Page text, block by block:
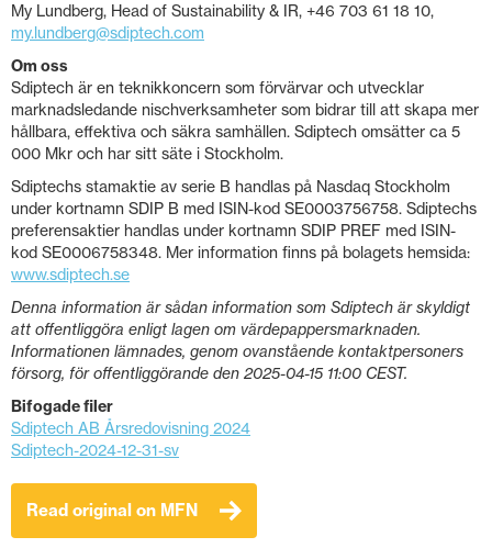
My Lundberg, Head of Sustainability & IR, +46 703 61 18 10,
my.lundberg@sdiptech.com
Om oss
Sdiptech är en teknikkoncern som förvärvar och utvecklar
marknadsledande nischverksamheter som bidrar till att skapa mer
hållbara, effektiva och säkra samhällen. Sdiptech omsätter ca 5
000 Mkr och har sitt säte i Stockholm.
Sdiptechs stamaktie av serie B handlas på Nasdaq Stockholm
under kortnamn SDIP B med ISIN-kod SE0003756758. Sdiptechs
preferensaktier handlas under kortnamn SDIP PREF med ISIN-
kod SE0006758348. Mer information finns på bolagets hemsida:
www.sdiptech.se
Denna information är sådan information som Sdiptech är skyldigt
att offentliggöra enligt lagen om värdepappersmarknaden.
Informationen lämnades, genom ovanstående kontaktpersoners
försorg, för offentliggörande den 2025-04-15 11:00 CEST.
Bifogade filer
Sdiptech AB Årsredovisning 2024
Sdiptech-2024-12-31-sv
Read original on MFN